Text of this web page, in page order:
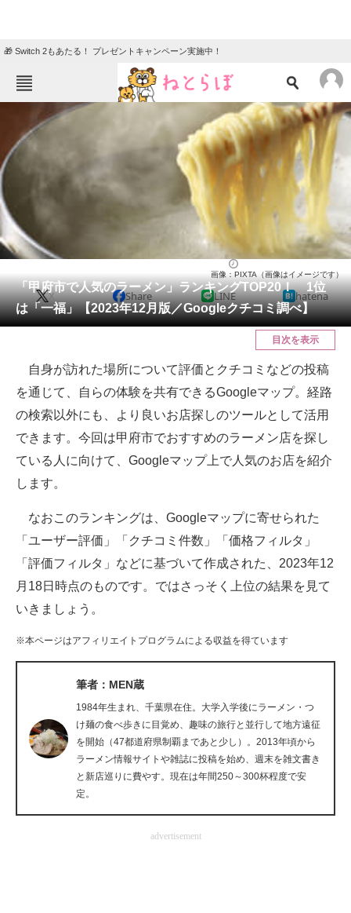
🎁 Switch 2もあたる！ プレゼントキャンペーン実施中！
ねとらぼメニュー
TOP ニュース
エンタメ クイズ
地域
住まい 教育・育児
動物 リサーチ
会員記事
メディア
ITの今と未来を見通す
スマホと通信の最新トレンド
進化するPCとデバイスの未来
好きが集まる 比べて選べる
ビジネスと働き方のヒント
企業ITのトレンドを詳説
ITエンジニア向け専門サイト
企業向けIT製品の総合サイト
IT製品の技術・比較・事例
製造業のIT導入・活用を支援
「甲府市で人気のラーメン」ランキングTOP20！ 1位
は「一福」【2023年12月版／Googleクチコミ調べ】
画像：PIXTA（画像はイメージです）
X Share LINE hatena
目次を表示
自身が訪れた場所について評価とクチコミなどの投稿
を通じて、自らの体験を共有できるGoogleマップ。経路
の検索以外にも、より良いお店探しのツールとして活用
できます。今回は甲府市でおすすめのラーメン店を探し
ている人に向けて、Googleマップ上で人気のお店を紹介
します。
なおこのランキングは、Googleマップに寄せられた
「ユーザー評価」「クチコミ件数」「価格フィルタ」
「評価フィルタ」などに基づいて作成された、2023年12
月18日時点のものです。ではさっそく上位の結果を見て
いきましょう。
※本ページはアフィリエイトプログラムによる収益を得ています
筆者：MEN蔵
1984年生まれ、千葉県在住。大学入学後にラーメン・つ
け麺の食べ歩きに目覚め、趣味の旅行と並行して地方遠征
を開始（47都道府県制覇まであと少し）。2013年頃から
ラーメン情報サイトや雑誌に投稿を始め、週末を雑文書き
と新店巡りに費やす。現在は年間250～300杯程度で安
定。
advertisement